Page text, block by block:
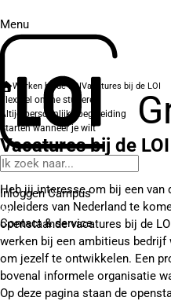
Menu
Inloggen Campus
Contact& service
Werken bij de LOIVacatures bij de LOI
Flexibel online studeren
Altijd persoonlijke begeleiding
Starten wanneer je wilt
Vacatures bij de LOI
Heb jij interesse om bij een van
opleiders van Nederland te
openstaande vacatures bij de
werken bij een ambitieus
om jezelf te ontwikkelen. Een
bovenal informele organisatie
Op deze pagina staan de